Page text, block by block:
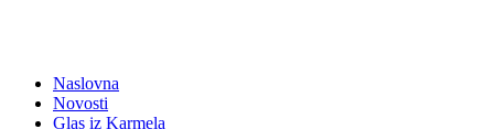
Naslovna
Novosti
Glas iz Karmela